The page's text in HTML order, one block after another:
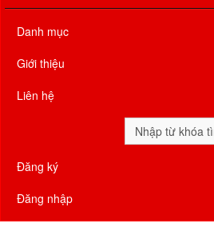
Danh mục
Giới thiệu
Liên hệ
Đăng ký
Đăng nhập